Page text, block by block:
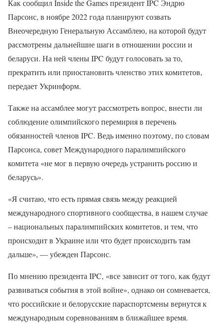
Как сообщил Inside the Games президент IPC Эндрю
Парсонс, в ноябре 2022 года планируют созвать
Внеочередную Генеральную Ассамблею, на которой будут
рассмотрены дальнейшие шаги в отношении россии и
беларуси. На ней члены IPC будут голосовать за то,
прекратить или приостановить членство этих комитетов,
передает Укринформ.
Также на ассамблее могут рассмотреть вопрос, внести ли
соблюдение олимпийского перемирия в перечень
обязанностей членов IPC. Ведь именно поэтому, по словам
Парсонса, совет Международного паралимпийского
комитета «не мог в первую очередь устранить россию и
беларусь».
«Я считаю, что есть прямая связь между реакцией
международного спортивного сообщества, в нашем случае
– национальных паралимпийских комитетов, и тем, что
происходит в Украине или что будет происходить там
дальше», — убежден Парсонс.
По мнению президента IPC, «все зависит от того, как будут
развиваться события в этой войне», однако он сомневается,
что российские и белорусские параспортсмены вернутся к
международным соревнованиям в ближайшее время.